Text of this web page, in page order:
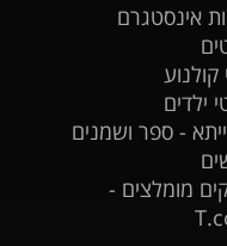
אינסטגרם
קולנוע
ילדים
- ספר ושמנים
מומלצים -